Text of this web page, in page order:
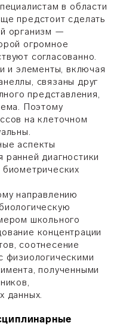
в области
предстоит сделать
организм —
огромное
согласованно.
и элементы, включая
связаны друг
представления,
Поэтому
на клеточном
аспекты
диагностики
направлению
школьного
концентрации
соотнесение
физиологическими
полученными
данных.